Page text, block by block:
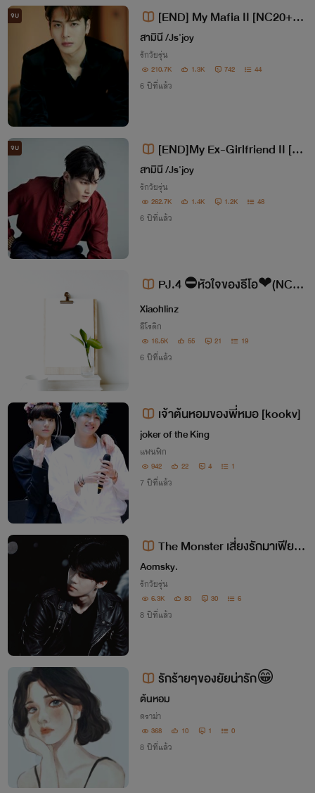
จบ
[END] My Mafia II [NC20++]
เวกัสxต้นหอม
สามินี /Js'joy
รักวัยรุ่น
210.7K 1.3K 742 44
6 ปีที่แล้ว
จบ
[END]My Ex-Girlfriend II [N
C20++] ทราฟฟิคxปลานิล
สามินี /Js'joy
รักวัยรุ่น
262.7K 1.4K 1.2K 48
6 ปีที่แล้ว
PJ.4 ⛔หัวใจของธีโอ❤(NC+
+) (Projectspecailgirl)
Xiaohlinz
อีโรติก
16.5K 55 21 19
6 ปีที่แล้ว
เจ้าต้นหอมของพี่หมอ [kookv]
joker of the King
แฟนฟิก
942 22 4 1
7 ปีที่แล้ว
The Monster เสี่ยงรักมาเฟียตัว
ร้าย
Aomsky.
รักวัยรุ่น
6.3K 80 30 6
8 ปีที่แล้ว
รักร้ายๆของยัยน่ารัก😁
ต้นหอม
ดราม่า
368 10 1 0
8 ปีที่แล้ว